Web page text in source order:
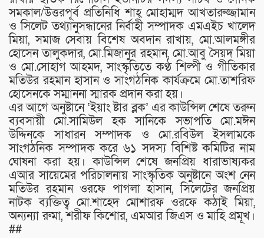
সমকাল/উত্তরপূর্ব প্রতিনিধি শাহ্ মোহাম্মদ আখতারুজ্জামান
ও সিলেট তথ্যানুসন্ধানের নির্বাহী সম্পাদক এমএইচ খালেদ
মিয়া, সমাজ সেবায় বিশেষ অবদান রাখায়, মো.আলমঙ্গীর
হোসেন তালুকদার, মো.মিজানুর রহমান, মো.আবু সৈয়দ মিয়া
ও মো.সোহাগ আহমদ, সাংস্কৃতিতে কণ্ঠ শিল্পী ও গীতিকার
মতিউর রহমান হাসান ও সাংগঠনিক কার্যক্রমে মো.তাশরিফ
হোসেনকে সম্মাননা স্মারক প্রদান করা হয়।
এর আগে অনুষ্টানে ‘ইয়াং ষ্টার ব্লক’ এর কাউন্সিল শেষে তরুন
ব্যবসায়ী মো.সামিউল হক সানিকে সভাপতি মো.মঈন
উদ্দিনকে সাধারন সম্পাদক ও মো.রবিউল ইসলামকে
সাংগঠনিক সম্পাদক করে ৬১ সদস্য বিশিষ্ট কমিটির নাম
ঘোষনা করা হয়। কাউন্সিল শেষে জনপ্রিয় ধারাভাষ্যকর
এআর সায়েমের পরিচালনায় সাংস্কৃতিক অনুষ্টানে অংশ নেন
মতিউর রহমান ওরফে পাগলা হাসান, সিলেটের জনপ্রিয়
নাটক ব্যক্তিত্ব মো.শাহেদ মোশারফ ওরফে কঠাই মিয়া,
অন্যন্যা রুমা, শরীফ কিশোর, এমআর জিএস ও মাহি প্রমূখ।
##